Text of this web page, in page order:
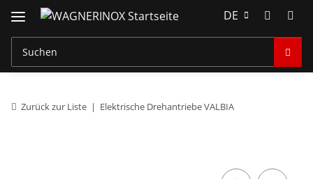
DE
Zurück zur Liste Elektrische Drehantriebe VALBIA